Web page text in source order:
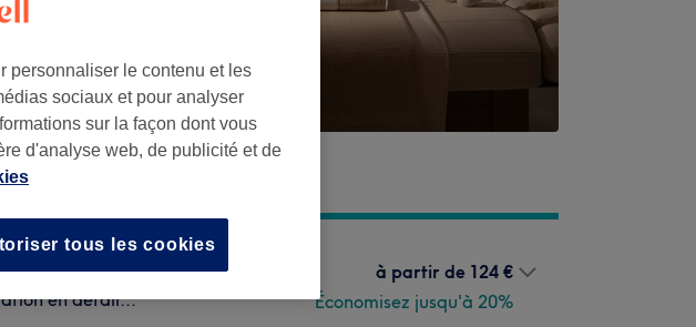
en détail...
à partir de 124 €
Économisez jusqu'à 20%
personnaliser le contenu et les
sociaux et pour analyser
sur la façon dont vous
d'analyse web, de publicité et de
tous les cookies